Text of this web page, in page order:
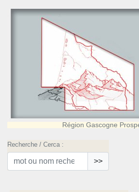
Région Gascogne
Recherche / Cerca :
>>